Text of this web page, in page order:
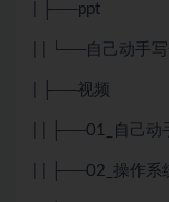
| ├──ppt
| | └──自己动手
| ├──视频
| | ├──01_自己动
| | ├──02_操作系